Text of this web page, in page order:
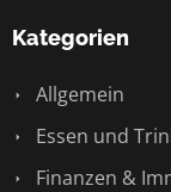
Kategorien
Allgemein
Essen und
Finanzen &